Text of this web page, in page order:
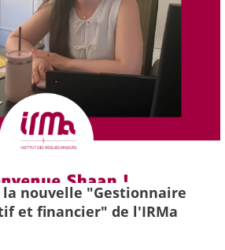
la nouvelle "Gestionnaire
et financier" de l'IRMa